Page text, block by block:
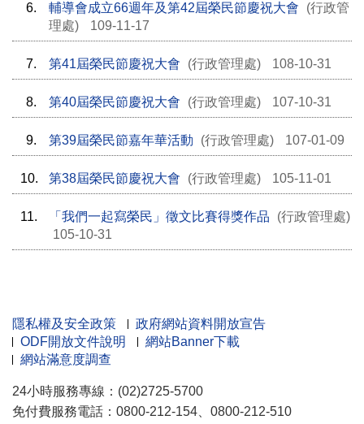
6. 輔導會成立66週年及第42屆榮民節慶祝大會
(行政管
理處)
109-11-17
7. 第41屆榮民節慶祝大會 (行政管理處) 108-10-31
8. 第40屆榮民節慶祝大會 (行政管理處) 107-10-31
9. 第39屆榮民節嘉年華活動 (行政管理處) 107-01-09
10. 第38屆榮民節慶祝大會 (行政管理處) 105-11-01
11. 「我們一起寫榮民」徵文比賽得獎作品
(行政管理處)
105-10-31
隱私權及安全政策
政府網站資料開放宣告
ODF開放文件說明
網站Banner下載
網站滿意度調查
24小時服務專線：(02)2725-5700
免付費服務電話：0800-212-154、0800-212-510